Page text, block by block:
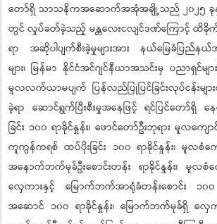
တော်ရှိ သာသနိကအဆောက်အအုံအချို့သည် ၂၀၂၅ ခု
တွင် လှုပ်ခတ်ခဲ့သည့် မန္တလေးငလျင်ဒဏ်ကြောင့် ထိခိုက်ပျ
ရာ အဆိုပါပျက်စီးခဲ့မှုများအား နယ်မြေခံပြည်နယ်
များ၊ မြန်မာ နိုင်ငံအင်ဂျင်နီယာအသင်းမှ ပညာရှင်မျ
မူလလက်ယာမပျက် ပြန်လည်ပြုပြင်ခြင်းလုပ်ငန်းမျ
ခဲ့ရာ ဆောင်ရွက်ပြီးစီးမှုအနေဖြင့် ရင်ပြင်တော်ရှိ နေပူ
ခြင်း ၁၀၀ ရာခိုင်နှုန်း၊ ဖောင်တော်ဦးဘုရား မူလကျ
ကူကွန်ကရစ် ထပ်ပိုးခြင်း ၁၀၀ ရာခိုင်နှုန်း၊ မူလစံက
အနောက်ဘက်မုခ်ဦးစောင်းတန်း ရာခိုင်နှုန်း၊ မူလစံ
လှေကားနှင့် မြောက်ဘက်အာရုံခံတန်းစောင်း ၁၀
အဆောင် ၁၀၀ ရာခိုင်နှုန်း၊ မြောက်ဘက်မုခ်ရှိ လှေက